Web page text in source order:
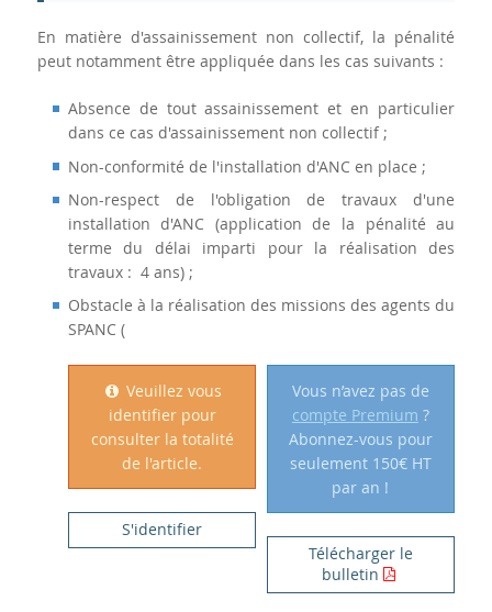
En matière d'assainissement non collectif, la pénalité
peut notamment être appliquée dans les cas suivants :
Absence de tout assainissement et en particulier
dans ce cas d'assainissement non collectif ;
Non-conformité de l'installation d'ANC en place ;
Non-respect de l'obligation de travaux d'une
installation d'ANC (application de la pénalité au
terme du délai imparti pour la réalisation des
travaux : 4 ans) ;
Obstacle à la réalisation des missions des agents du
SPANC (
Veuillez vous
identifier pour
consulter la totalité
de l'article.
S'identifier
Vous n’avez pas de
compte Premium ?
Abonnez-vous pour
seulement 150€ HT
par an !
Télécharger le
bulletin